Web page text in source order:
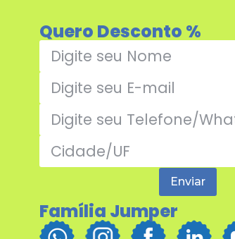
Quero Desconto %
Enviar
Família Jumper